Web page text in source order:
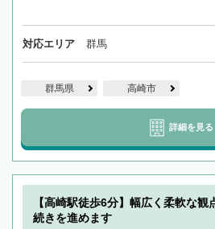
対応エリア 群馬
群馬県 高崎市
詳細を見る
【高崎駅徒歩6分】幅広く柔軟な
続きを進めます